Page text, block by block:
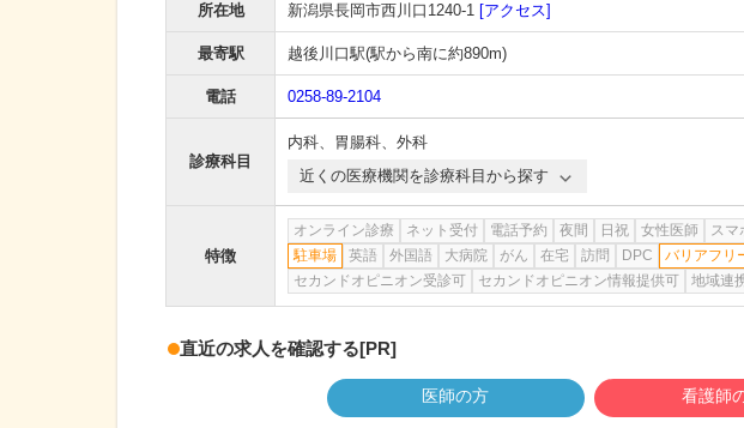
所在地 新潟県長岡市西川口1240-1 [アクセス]
最寄駅 越後川口駅(駅から南に約890m)
電話 0258-89-2104
診療科目
内科、 胃腸科、 外科
近くの医療機関を診療科目から探す
特徴
オンライン診療 ネット受付 電話予約 夜間 日祝 女性医師 スマ
駐車場
英語 外国語 大病院 がん 在宅 訪問 DPC バリアフリ
セカンドオピニオン受診可
セカンドオピニオン情報提供可 地域連
直近の求人を確認する[PR]
医師の方 看護師